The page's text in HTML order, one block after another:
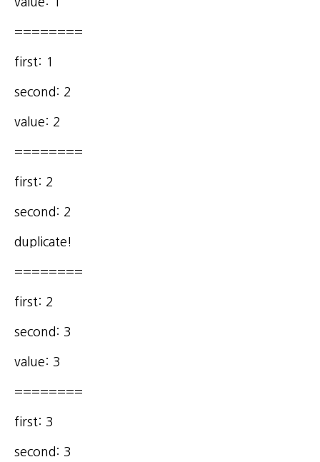
========
first: 1
second: 2
value: 2
========
first: 2
second: 2
duplicate!
========
first: 2
second: 3
value: 3
========
first: 3
second: 3